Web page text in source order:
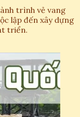
trình vẻ vang
lập đến xây dựng
triển.